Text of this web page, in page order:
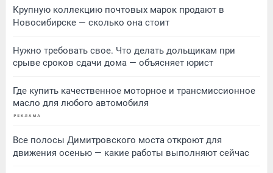
Крупную коллекцию почтовых марок продают в
Новосибирске — сколько она стоит
Нужно требовать свое. Что делать дольщикам при
срыве сроков сдачи дома — объясняет юрист
Где купить качественное моторное и трансмиссионное
масло для любого автомобиля
Все полосы Димитровского моста откроют для
движения осенью — какие работы выполняют сейчас